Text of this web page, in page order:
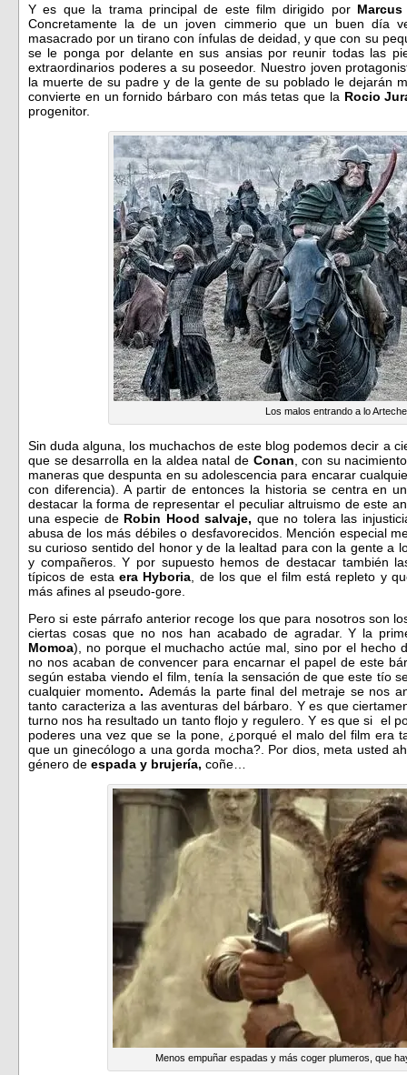
Y es que la trama principal de este film dirigido por
Concretamente la de un joven cimmerio que un buen día
masacrado por un tirano con ínfulas de deidad, y que con su
se le ponga por delante en sus ansias por reunir todas las
extraordinarios poderes a su poseedor. Nuestro joven
la muerte de su padre y de la gente de su poblado le dejarán
convierte en un fornido bárbaro con más tetas que la Rocio
progenitor.
Los malos entrando a lo Arteche
Sin duda alguna, los muchachos de este blog podemos decir a
que se desarrolla en la aldea natal de Conan , con su
maneras que despunta en su adolescencia para encarar
con diferencia). A partir de entonces la historia se centra en
destacar la forma de representar el peculiar altruismo de este
una especie deRobin Hood salvaje, que no tolera las
abusa de los más débiles o desfavorecidos. Mención especial
su curioso sentido del honor y de la lealtad para con la gente a
y compañeros. Y por supuesto hemos de destacar también
típicos de esta era Hyboria , de los que el film está repleto y
más afines al pseudo-gore.
Pero si este párrafo anterior recoge los que para nosotros son
ciertas cosas que no nos han acabado de agradar. Y la
Momoa), no porque el muchacho actúe mal, sino por el hecho
no nos acaban de convencer para encarnar el papel de este
según estaba viendo el film, tenía la sensación de que este tío
cualquier momento. Además la parte final del metraje se nos
tanto caracteriza a las aventuras del bárbaro. Y es que
turno nos ha resultado un tanto flojo y regulero. Y es que si el
poderes una vez que se la pone, ¿porqué el malo del film era
que un ginecólogo a una gorda mocha?. Por dios, meta usted
género de espada y brujería, coñe…
Menos empuñar espadas y más coger plumeros, que